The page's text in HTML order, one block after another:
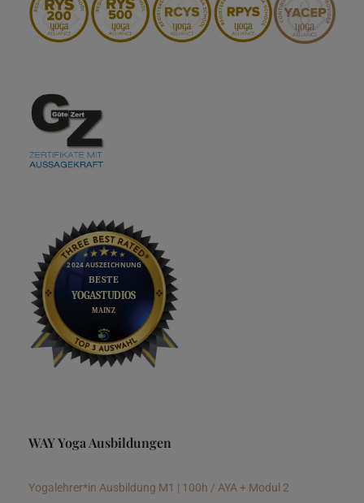
WAY Yoga Ausbildungen
Yogalehrer*in Ausbildung M1 | 100h / AYA + Modul 2